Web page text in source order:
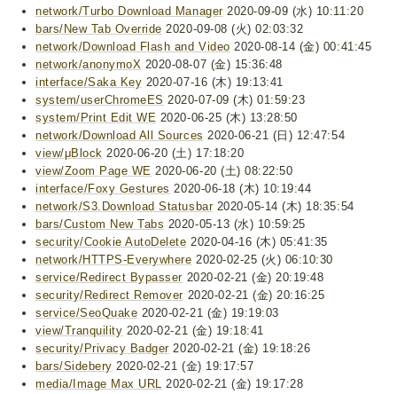
network/Turbo Download Manager2020-09-09 (水) 10:11:20
bars/New Tab Override 2020-09-08 (火) 02:03:32
network/Download Flash and Video 2020-08-14 (金) 00:41:45
network/anonymoX 2020-08-07 (金) 15:36:48
interface/Saka Key 2020-07-16 (木) 19:13:41
system/userChromeES 2020-07-09 (木) 01:59:23
system/Print Edit WE 2020-06-25 (木) 13:28:50
network/Download All Sources 2020-06-21 (日) 12:47:54
view/μBlock 2020-06-20 (土) 17:18:20
view/Zoom Page WE 2020-06-20 (土) 08:22:50
interface/Foxy Gestures 2020-06-18 (木) 10:19:44
network/S3.Download Statusbar2020-05-14 (木) 18:35:54
bars/Custom New Tabs 2020-05-13 (水) 10:59:25
security/Cookie AutoDelete 2020-04-16 (木) 05:41:35
network/HTTPS-Everywhere 2020-02-25 (火) 06:10:30
service/Redirect Bypasser 2020-02-21 (金) 20:19:48
security/Redirect Remover 2020-02-21 (金) 20:16:25
service/SeoQuake 2020-02-21 (金) 19:19:03
view/Tranquility 2020-02-21 (金) 19:18:41
security/Privacy Badger2020-02-21 (金) 19:18:26
bars/Sidebery 2020-02-21 (金) 19:17:57
media/Image Max URL 2020-02-21 (金) 19:17:28